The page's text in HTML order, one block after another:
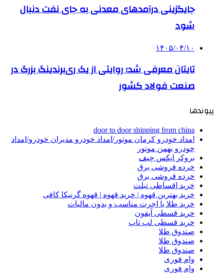
جایگزینی درآمدهای معدنی به جای نفت دنبال
شود
۱۴۰۵/۰۴/۱۰
تایتان معرفی شد؛ روایتی از یک ری‌برندینگ بزرگ در
صنعت فولاد کشور
پیوندها
door to door shipping from china
امداد خودرو کرمان موتور/امداد خودرو مدیران خودرو/امداد
خودرو بهمن موتور
بروکر ایکس چیف
خرده فروشی برق
خرده فروشی برق
خرید اقساطی تبلت
خرید بهترین قهوه | خرید قهوه | قهوه گرنیکا کافی
خرید طلا با اجرت مناسب و بدون مالیات
خرید قسطی آیفون
خرید قسطی لپ تاپ
صندوق طلا
صندوق طلا
صندوق طلا
وام فوری
وام فوری